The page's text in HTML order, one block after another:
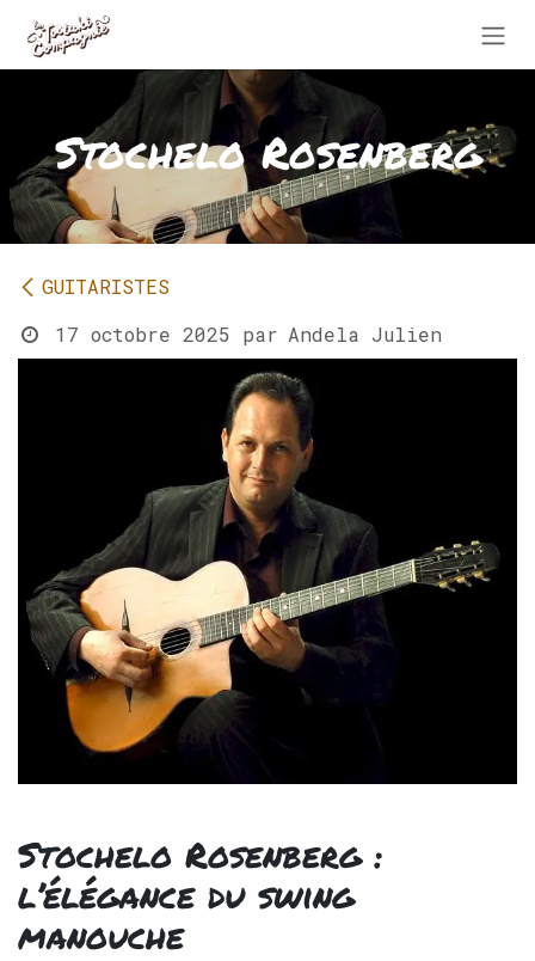
Se rendre au contenu
Stochelo Rosenberg
GUITARISTES
17 octobre 2025 par Andela Julien
Stochelo Rosenberg :
l’élégance du swing
manouche